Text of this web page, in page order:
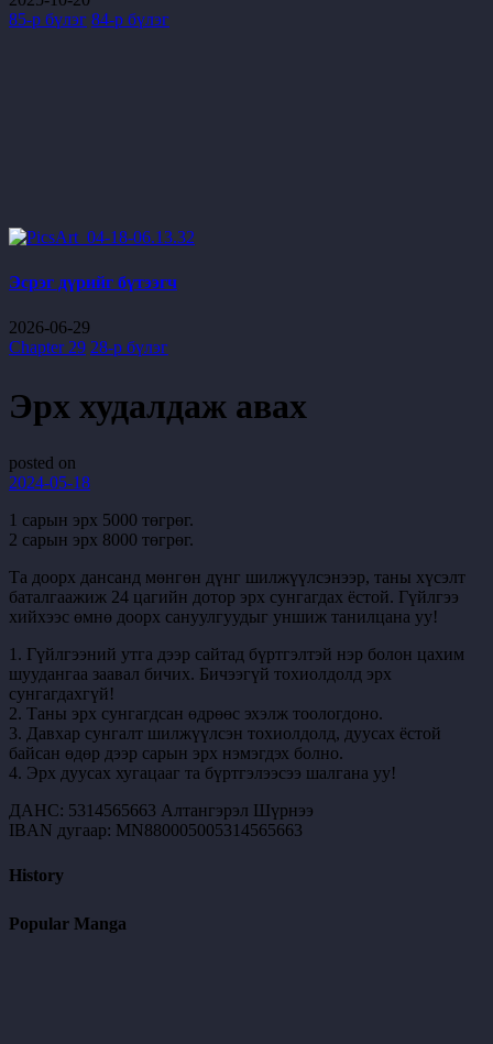
85-р бүлэг 84-р бүлэг
Эсрэг дүрийг бүтээгч
2026-06-29
Chapter 29 28-р бүлэг
Эрх худалдаж авах
posted on
2024-05-18
1 сарын эрх 5000 төгрөг.
2 сарын эрх 8000 төгрөг.
Та доорх дансанд мөнгөн дүнг шилжүүлсэнээр, таны хүсэлт
баталгаажиж 24 цагийн дотор эрх сунгагдах ёстой. Гүйлгээ
хийхээс өмнө доорх сануулгуудыг уншиж танилцана уу!
1. Гүйлгээний утга дээр сайтад бүртгэлтэй нэр болон цахим
шуудангаа заавал бичих. Бичээгүй тохиолдолд эрх
сунгагдахгүй!
2. Таны эрх сунгагдсан өдрөөс эхэлж тоологдоно.
3. Давхар сунгалт шилжүүлсэн тохиолдолд, дуусах ёстой
байсан өдөр дээр сарын эрх нэмэгдэх болно.
4. Эрх дуусах хугацааг та бүртгэлээсээ шалгана уу!
ДАНС: 5314565663 Алтангэрэл Шүрнээ
IBAN дугаар: MN880005005314565663
History
Popular Manga